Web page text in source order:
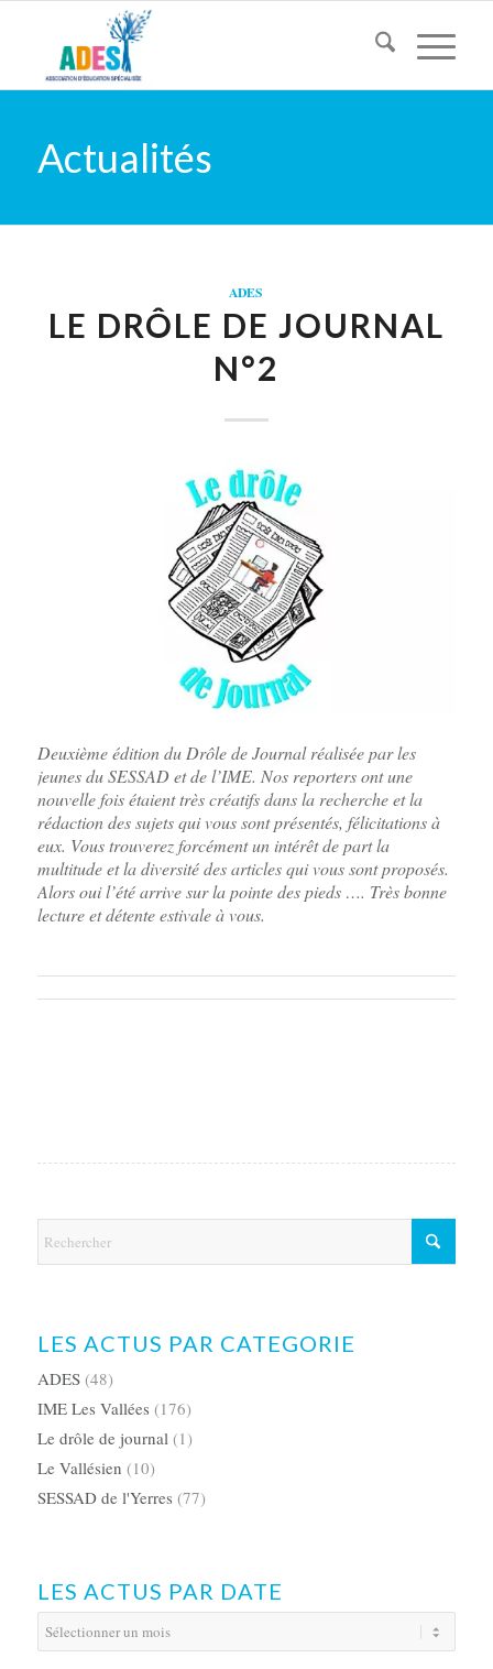
Actualités
ADES
LE DRÔLE DE JOURNAL
N°2
Deuxième édition du Drôle de Journal réalisée par les
jeunes du SESSAD et de l’IME. Nos reporters ont une
nouvelle fois étaient très créatifs dans la recherche et la
rédaction des sujets qui vous sont présentés, félicitations à
eux. Vous trouverez forcément un intérêt de part la
multitude et la diversité des articles qui vous sont proposés.
Alors oui l’été arrive sur la pointe des pieds …. Très bonne
lecture et détente estivale à vous.
LES ACTUS PAR CATEGORIE
ADES(48)
IME Les Vallées (176)
Le drôle de journal(1)
Le Vallésien (10)
SESSAD de l'Yerres (77)
LES ACTUS PAR DATE